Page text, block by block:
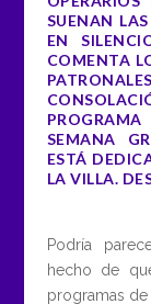
SUENAN
EN
COMENTA
SEMANA
ESTÁ
LA VILLA.
Podría
hecho de
programas